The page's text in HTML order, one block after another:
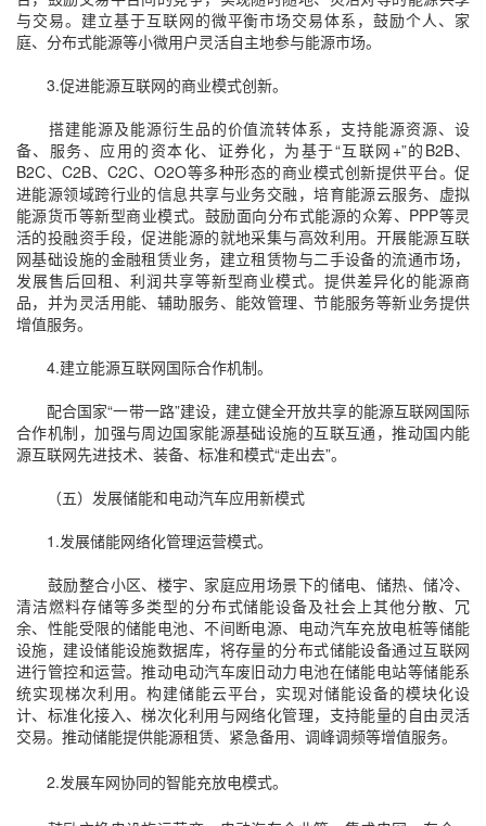
与交易。建立基于互联网的微平衡市场交易体系，鼓励个人、家
庭、分布式能源等小微用户灵活自主地参与能源市场。
3.促进能源互联网的商业模式创新。
搭建能源及能源衍生品的价值流转体系，支持能源资源、设
备、服务、应用的资本化、证券化，为基于“互联网+”的B2B、
B2C、C2B、C2C、O2O等多种形态的商业模式创新提供平台。促
进能源领域跨行业的信息共享与业务交融，培育能源云服务、虚拟
能源货币等新型商业模式。鼓励面向分布式能源的众筹、PPP等灵
活的投融资手段，促进能源的就地采集与高效利用。开展能源互联
网基础设施的金融租赁业务，建立租赁物与二手设备的流通市场，
发展售后回租、利润共享等新型商业模式。提供差异化的能源商
品，并为灵活用能、辅助服务、能效管理、节能服务等新业务提供
增值服务。
4.建立能源互联网国际合作机制。
配合国家“一带一路”建设，建立健全开放共享的能源互联网国际
合作机制，加强与周边国家能源基础设施的互联互通，推动国内能
源互联网先进技术、装备、标准和模式“走出去”。
（五）发展储能和电动汽车应用新模式
1.发展储能网络化管理运营模式。
鼓励整合小区、楼宇、家庭应用场景下的储电、储热、储冷、
清洁燃料存储等多类型的分布式储能设备及社会上其他分散、冗
余、性能受限的储能电池、不间断电源、电动汽车充放电桩等储能
设施，建设储能设施数据库，将存量的分布式储能设备通过互联网
进行管控和运营。推动电动汽车废旧动力电池在储能电站等储能系
统实现梯次利用。构建储能云平台，实现对储能设备的模块化设
计、标准化接入、梯次化利用与网络化管理，支持能量的自由灵活
交易。推动储能提供能源租赁、紧急备用、调峰调频等增值服务。
2.发展车网协同的智能充放电模式。